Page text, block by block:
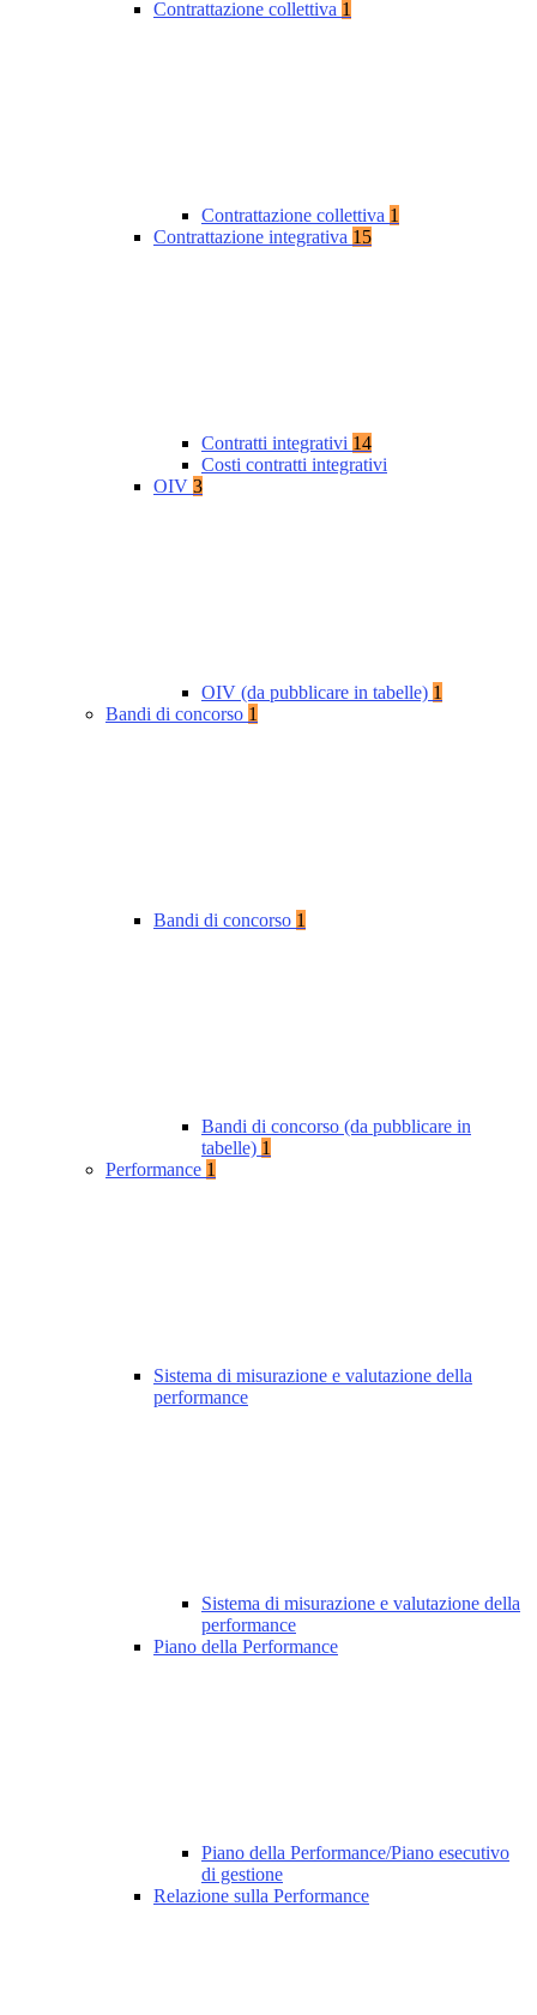
Contrattazione collettiva 1
Contrattazione collettiva 1
Contrattazione integrativa 15
Contratti integrativi 14
Costi contratti integrativi
OIV 3
OIV (da pubblicare in tabelle) 1
Bandi di concorso 1
Bandi di concorso 1
Bandi di concorso (da pubblicare in
tabelle) 1
Performance 1
Sistema di misurazione e valutazione della
performance
Sistema di misurazione e valutazione della
performance
Piano della Performance
Piano della Performance/Piano esecutivo
di gestione
Relazione sulla Performance